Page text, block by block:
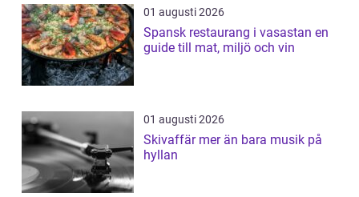
01 augusti 2026
Spansk restaurang i vasastan en
guide till mat, miljö och vin
01 augusti 2026
Skivaffär mer än bara musik på
hyllan